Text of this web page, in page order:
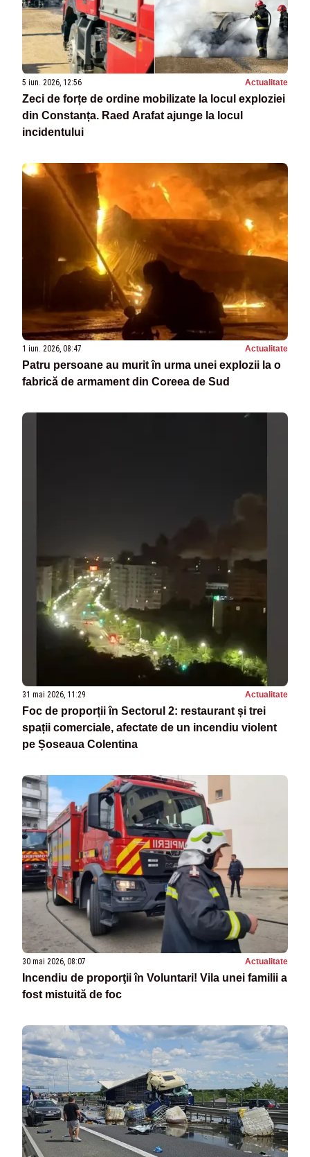
5 iun. 2026, 12:56 Actualitate
Zeci de forțe de ordine mobilizate la locul exploziei
din Constanța. Raed Arafat ajunge la locul
incidentului
1 iun. 2026, 08:47 Actualitate
Patru persoane au murit în urma unei explozii la o
fabrică de armament din Coreea de Sud
31 mai 2026, 11:29 Actualitate
Foc de proporții în Sectorul 2: restaurant și trei
spații comerciale, afectate de un incendiu violent
pe Șoseaua Colentina
30 mai 2026, 08:07 Actualitate
Incendiu de proporţii în Voluntari! Vila unei familii a
fost mistuită de foc